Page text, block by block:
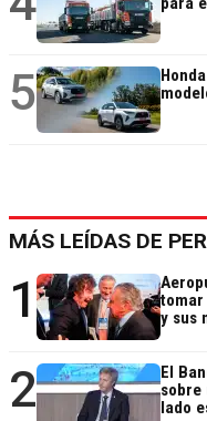
5
MÁS LEÍDAS DE
1
tomar
y sus
2
El
sobre
lado